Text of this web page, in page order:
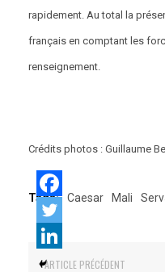
rapidement. Au total la
français en comptant les
renseignement.
Crédits photos : Guillaume
Tags: Caesar Mali
ARTICLE PRÉCÉDENT